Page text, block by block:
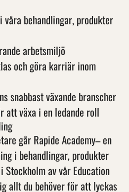
våra behandlingar, produkter
arbetsmiljö
och göra karriär inom
snabbast växande branscher
att växa i en ledande roll
går Rapide Academy– en
i behandlingar, produkter
Stockholm av vår Education
allt du behöver för att lyckas